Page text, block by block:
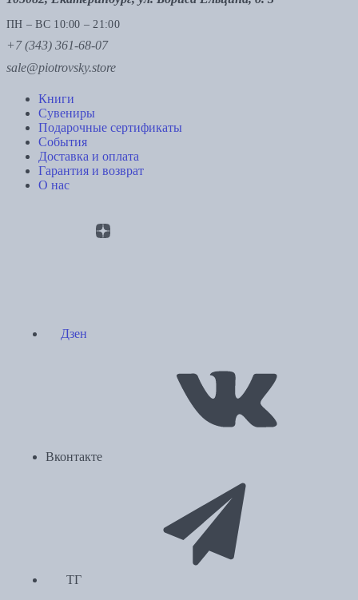
ПН – ВС 10:00 – 21:00
+7 (343) 361-68-07
sale@piotrovsky.store
Книги
Сувениры
Подарочные сертификаты
События
Доставка и оплата
Гарантия и возврат
О нас
Дзен
Вконтакте
ТГ